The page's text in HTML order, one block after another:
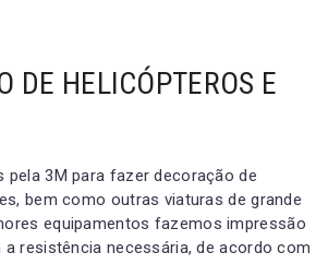
DE HELICÓPTEROS E
3M para fazer decoração de
bem como outras viaturas de grande
equipamentos fazemos impressão
a resistência necessária, de acordo com